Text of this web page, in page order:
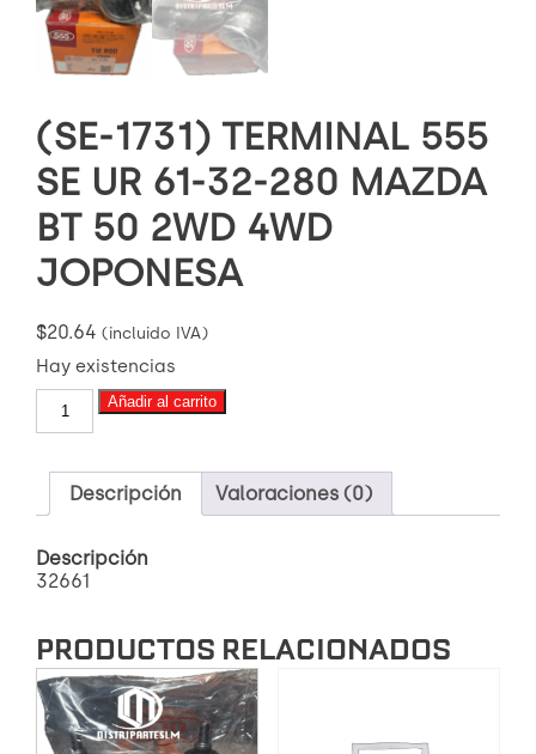
(SE-1731) TERMINAL 555
SE UR 61-32-280 MAZDA
BT 50 2WD 4WD
JOPONESA
$20.64 (incluido IVA)
Hay existencias
(SE-
1731)
555
UR
32-
280
50
2WD
4WD
JOPONESA
cantidad
Añadir al carrito
Descripción Valoraciones (0)
Descripción
32661
PRODUCTOS RELACIONADOS